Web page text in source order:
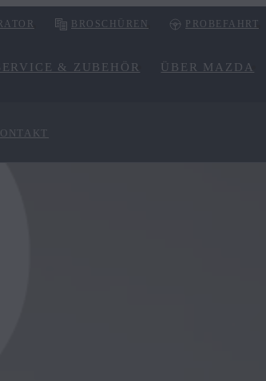
BROSCHÜREN PROBEFAHRT
& ZUBEHÖR ÜBER MAZDA